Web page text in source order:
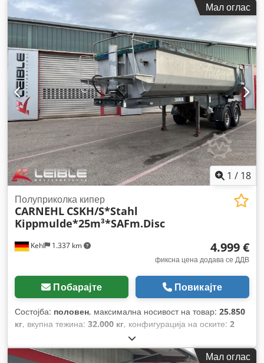
Мал оглас
1 / 18
Kehl 1.337 km
Полуприколка кипер
CARNEHL CSKH/S*Stahl
Kippmulde*25m³*SAFm.Disc
4.999 €
фиксна цена додава се ДДВ
Побарајте Повикајте
Состојба: половен, максимална носивост на товар: 25.850
кг, вкупна тежина: 32.000 кг, конфигурација на оските: 2
05/2001
простор:7.330 мм, ширина на товарниот простор:2.350
Мал оглас